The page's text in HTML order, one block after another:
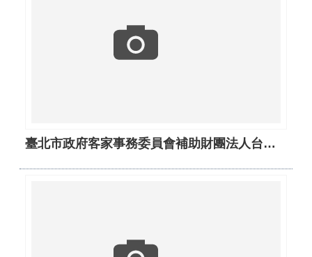
臺北市政府客家事務委員會補助財團法人台北市客家文化基金會補助款申請須知